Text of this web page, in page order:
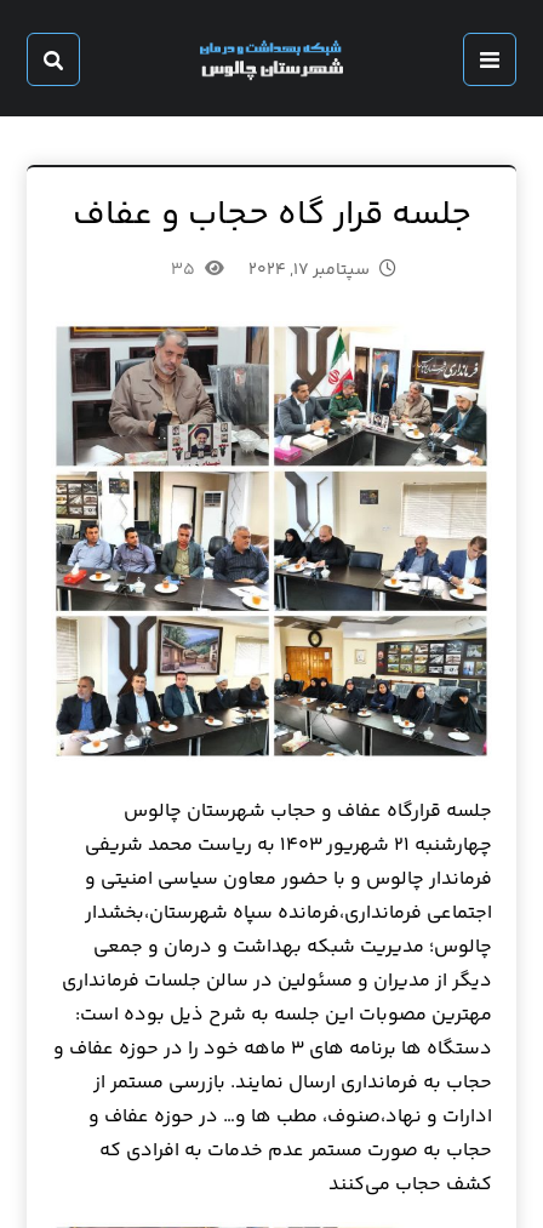
جلسه قرار گاه حجاب و عفاف
سپتامبر ۱۷, ۲۰۲۴ ۳۵
جلسه قرارگاه عفاف و حجاب شهرستان چالوس
چهارشنبه ۲۱ شهریور ۱۴۰۳ به ریاست محمد شریفی
فرماندار چالوس و با حضور معاون سیاسی امنیتی و
اجتماعی فرمانداری،فرمانده سپاه شهرستان،بخشدار
چالوس؛ مدیریت شبکه بهداشت و درمان و جمعی
دیگر از مدیران و مسئولین در سالن جلسات فرمانداری
مهترین مصوبات این جلسه به شرح ذیل بوده است:
دستگاه ها برنامه های ۳ ماهه خود را در حوزه عفاف و
حجاب به فرمانداری ارسال نمایند. بازرسی مستمر از
ادارات و نهاد،صنوف، مطب ها و… در حوزه عفاف و
حجاب به صورت مستمر عدم خدمات به افرادی که
کشف حجاب می‌کنند